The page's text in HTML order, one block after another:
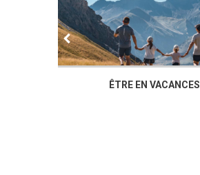
ÊTRE EN VACANCES